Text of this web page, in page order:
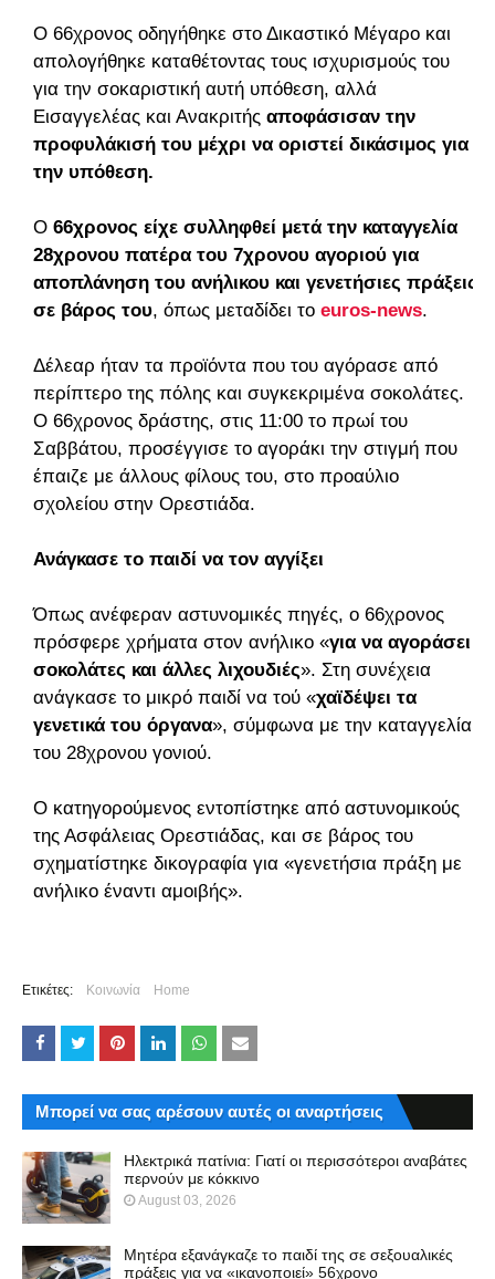
Ο 66χρονος οδηγήθηκε στο Δικαστικό Μέγαρο και
απολογήθηκε καταθέτοντας τους ισχυρισμούς του
για την σοκαριστική αυτή υπόθεση, αλλά
Εισαγγελέας και Ανακριτής αποφάσισαν την
προφυλάκισή του μέχρι να οριστεί δικάσιμος για
την υπόθεση.
Ο 66χρονος είχε συλληφθεί μετά την καταγγελία
28χρονου πατέρα του 7χρονου αγοριού για
αποπλάνηση του ανήλικου και γενετήσιες πράξεις
σε βάρος του, όπως μεταδίδει το euros-news.
Δέλεαρ ήταν τα προϊόντα που του αγόρασε από
περίπτερο της πόλης και συγκεκριμένα σοκολάτες.
Ο 66χρονος δράστης, στις 11:00 το πρωί του
Σαββάτου, προσέγγισε το αγοράκι την στιγμή που
έπαιζε με άλλους φίλους του, στο προαύλιο
σχολείου στην Ορεστιάδα.
Ανάγκασε το παιδί να τον αγγίξει
Όπως ανέφεραν αστυνομικές πηγές, ο 66χρονος
πρόσφερε χρήματα στον ανήλικο «για να αγοράσει
σοκολάτες και άλλες λιχουδιές». Στη συνέχεια
ανάγκασε το μικρό παιδί να τού «χαϊδέψει τα
γενετικά του όργανα», σύμφωνα με την καταγγελία
του 28χρονου γονιού.
Ο κατηγορούμενος εντοπίστηκε από αστυνομικούς
της Ασφάλειας Ορεστιάδας, και σε βάρος του
σχηματίστηκε δικογραφία για «γενετήσια πράξη με
ανήλικο έναντι αμοιβής».
Ετικέτες: Κοινωνία Home
Μπορεί να σας αρέσουν αυτές οι αναρτήσεις
Ηλεκτρικά πατίνια: Γιατί οι περισσότεροι αναβάτες
περνούν με κόκκινο
August 03, 2026
Μητέρα εξανάγκαζε το παιδί της σε σεξουαλικές
πράξεις για να «ικανοποιεί» 56χρονο